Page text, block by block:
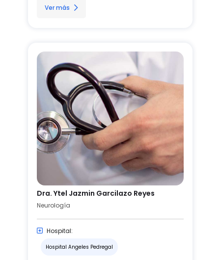
Ver más
Dra. Ytel Jazmin Garcilazo Reyes
Neurología
Hospital:
Hospital Angeles Pedregal